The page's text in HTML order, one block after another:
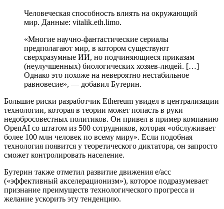
Человеческая способность влиять на окружающий
мир. Данные: vitalik.eth.limo.
«Многие научно-фантастические сериалы
предполагают мир, в котором существуют
сверхразумные ИИ, но подчиняющиеся приказам
(неулучшенных) биологических хозяев-людей. […]
Однако это похоже на невероятно нестабильное
равновесие», — добавил Бутерин.
Большие риски разработчик Ethereum увидел в централизации
технологии, которая в теории может попасть в руки
недобросовестных политиков. Он привел в пример компанию
OpenAI со штатом из 500 сотрудников, которая «обслуживает
более 100 млн человек по всему миру». Если подобная
технология появится у теоретического диктатора, он запросто
сможет контролировать население.
Бутерин также отметил развитие движения e/acc
(«эффективный акселерационизм»), которое подразумевает
признание преимуществ технологического прогресса и
желание ускорить эту тенденцию.